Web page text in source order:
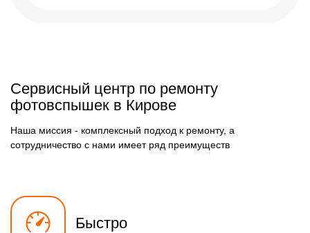
Сервисный центр по ремонту
фотовспышек в Кирове
Наша миссия - комплексный подход к ремонту, а
сотрудничество с нами имеет ряд преимуществ
Быстро